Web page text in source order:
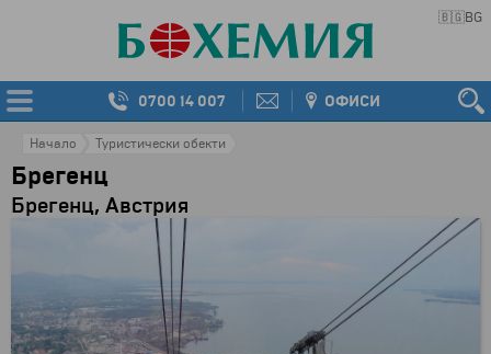
🇧🇬BG
0700 14 007 ОФИСИ
Начало Туристически обекти
Брегенц
Брегенц, Австрия